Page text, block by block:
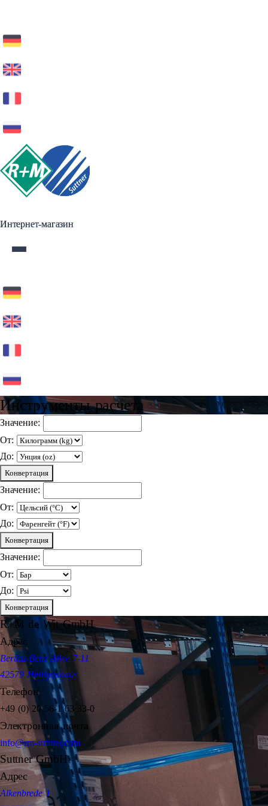
Интернет-магазин
Интернет-магазин
Инструменты расчета
Значение:
От:
До:
Конвертация
Значение:
От:
До:
Конвертация
Значение:
От:
До:
Конвертация
R+M de Wit GmbH
Адрес
Bertha-Benz-Allee 7-11
42579 Heiligenhaus
Телефон
+49 (0) 20 56-1 63 33-0
Электронная почта
info@rm-suttner.com
Suttner GmbH
Адрес
Alkenbrede 1